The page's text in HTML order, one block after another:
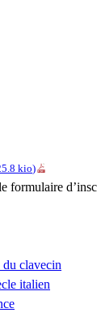
kio)
formulaire
du clavecin
italien